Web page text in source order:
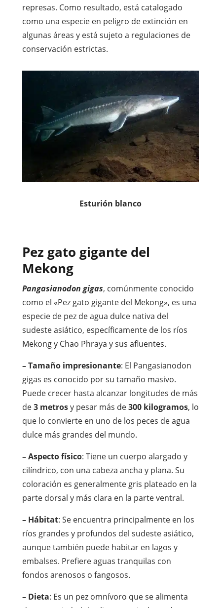
represas. Como resultado, está catalogado
como una especie en peligro de extinción en
algunas áreas y está sujeto a regulaciones de
conservación estrictas.
Esturión blanco
Pez gato gigante del
Mekong
Pangasianodon gigas, comúnmente conocido
como el «Pez gato gigante del Mekong», es una
especie de pez de agua dulce nativa del
sudeste asiático, específicamente de los ríos
Mekong y Chao Phraya y sus afluentes.
– Tamaño impresionante: El Pangasianodon
gigas es conocido por su tamaño masivo.
Puede crecer hasta alcanzar longitudes de más
de3 metrosy pesar más de300 kilogramos, lo
que lo convierte en uno de los peces de agua
dulce más grandes del mundo.
– Aspecto físico: Tiene un cuerpo alargado y
cilíndrico, con una cabeza ancha y plana. Su
coloración es generalmente gris plateado en la
parte dorsal y más clara en la parte ventral.
– Hábitat: Se encuentra principalmente en los
ríos grandes y profundos del sudeste asiático,
aunque también puede habitar en lagos y
embalses. Prefiere aguas tranquilas con
fondos arenosos o fangosos.
– Dieta: Es un pez omnívoro que se alimenta